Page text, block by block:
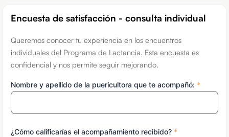
Encuesta de satisfacción - consulta individual
Queremos conocer tu experiencia en los encuentros
individuales del Programa de Lactancia. Esta encuesta es
confidencial y nos permite seguir mejorando.
Nombre y apellido de la puericultora que te acompañó: *
¿Cómo calificarías el acompañamiento recibido? *